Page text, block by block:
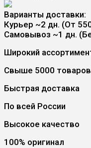
Варианты доставки:
Курьер ~2 дн. (От
Самовывоз ~1 дн.
Широкий
Свыше 5000 товаров
Быстрая доставка
По всей России
Высокое качество
100% оригинал